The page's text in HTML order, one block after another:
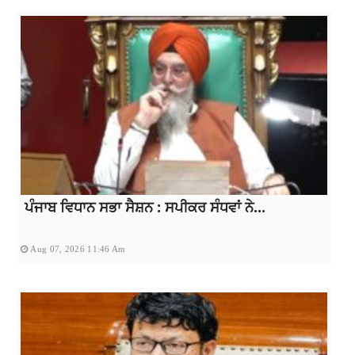
ਪੰਜਾਬ ਵਿਧਾਨ ਸਭਾ ਸੈਸ਼ਨ : ਸਪੀਕਰ ਸੰਧਵਾਂ ਨੇ...
Aug 07, 2026 11:46 Am